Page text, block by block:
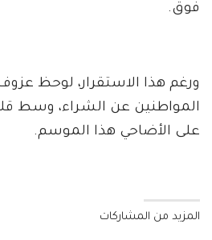
فوق.
ورغم هذا الاستقرار، لوحظ
المواطنين عن الشراء، وسط
على الأضاحي هذا الموسم.
المزيد من المشاركات